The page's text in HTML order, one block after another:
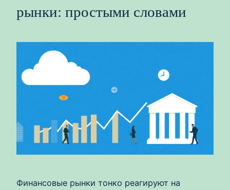
рынки: простыми словами
Финансовые рынки тонко реагируют на